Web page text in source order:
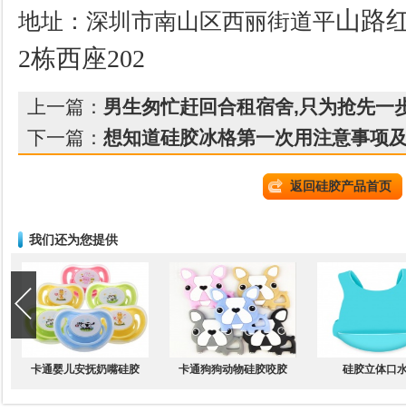
地址：深圳市南山区西丽街道平山路
2栋西座202
上一篇： 男生匆忙赶回合租宿舍,只为抢先一
下一篇： 想知道硅胶冰格第一次用注意事项
返回硅胶产品首页
我们还为您提供
卡通婴儿安抚奶嘴硅胶 卡通狗狗动物硅胶咬胶 硅胶立体口